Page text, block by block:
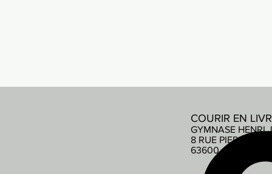
COURIR EN
GYMNASE HENRI
8 RUE PIERRE DE
63600 AMBERT